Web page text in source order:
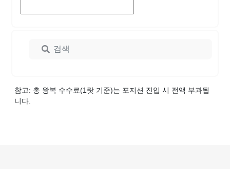
참고: 총 왕복 수수료(1랏 기준)는 포지션 진입 시 전액 부과됩
니다.